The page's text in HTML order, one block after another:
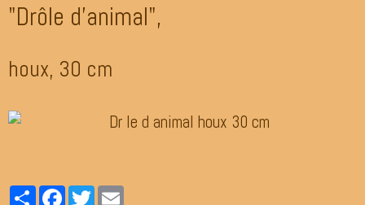
"Drôle d'animal",
houx, 30 cm
PartagerFacebook
Twitter